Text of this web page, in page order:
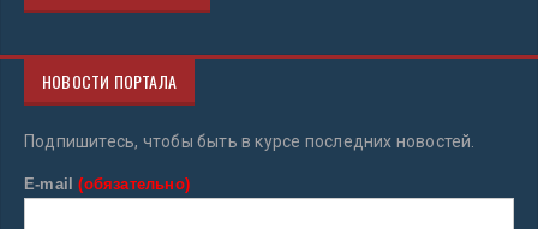
НОВОСТИ ПОРТАЛА
Подпишитесь, чтобы быть в курсе последних новостей.
E-mail(обязательно)